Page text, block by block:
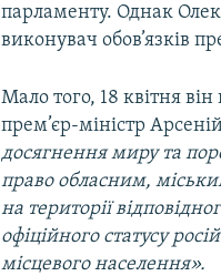
парламенту. Однак
виконувач обов’язків
Мало того, 18 квітня він
прем’єр-міністр
досягнення миру та
право обласним,
на території
офіційного статусу
місцевого населення».